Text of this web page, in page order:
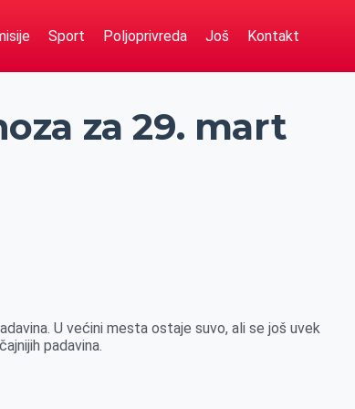
Sport Poljoprivreda Još Kontakt
za 29. mart
U većini mesta ostaje suvo, ali se još uvek
padavina.